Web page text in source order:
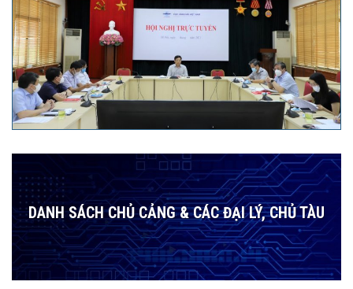
DANH SÁCH CHỦ CẢNG & CÁC ĐẠI LÝ, CHỦ TÀU